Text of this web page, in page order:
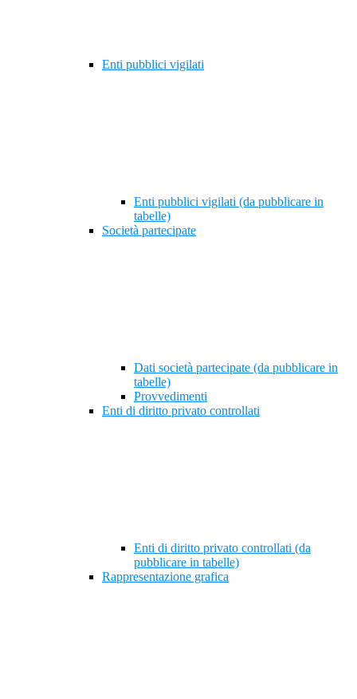
Enti pubblici vigilati
Enti pubblici vigilati (da pubblicare in
tabelle)
Società partecipate
Dati società partecipate (da pubblicare in
tabelle)
Provvedimenti
Enti di diritto privato controllati
Enti di diritto privato controllati (da
pubblicare in tabelle)
Rappresentazione grafica